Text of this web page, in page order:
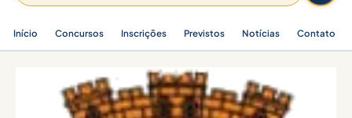
Início Concursos Inscrições Previstos Notícias Contato